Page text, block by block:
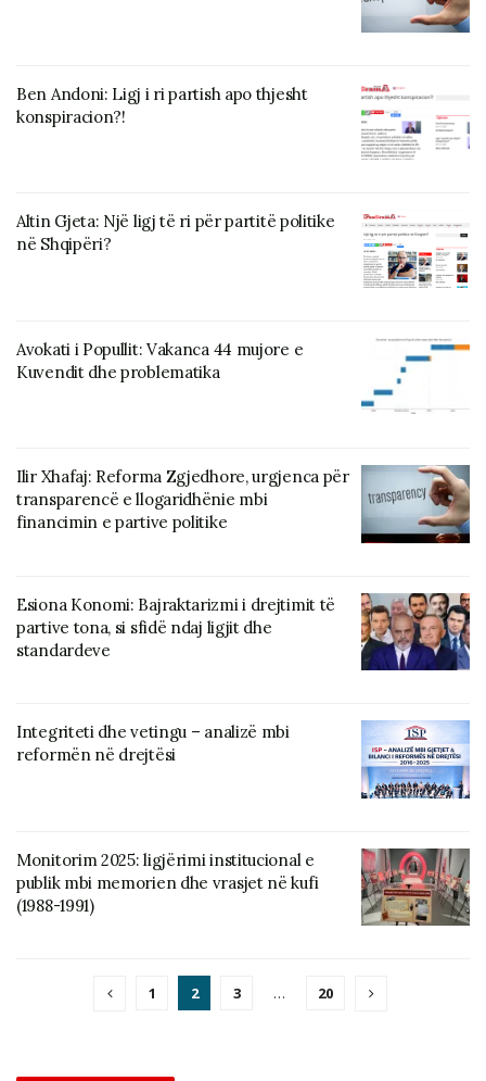
Ben Andoni: Ligj i ri partish apo thjesht
konspiracion?!
Altin Gjeta: Një ligj të ri për partitë politike
në Shqipëri?
Avokati i Popullit: Vakanca 44 mujore e
Kuvendit dhe problematika
Ilir Xhafaj: Reforma Zgjedhore, urgjenca për
transparencë e llogaridhënie mbi
financimin e partive politike
Esiona Konomi: Bajraktarizmi i drejtimit të
partive tona, si sfidë ndaj ligjit dhe
standardeve
Integriteti dhe vetingu – analizë mbi
reformën në drejtësi
Monitorim 2025: ligjërimi institucional e
publik mbi memorien dhe vrasjet në kufi
(1988-1991)
1 2 3 … 20